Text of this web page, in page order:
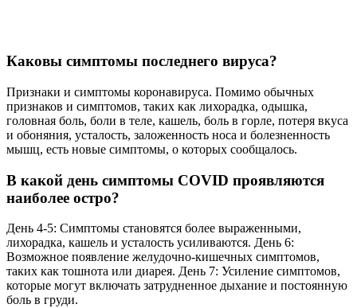
Каковы симптомы последнего вируса?
Признаки и симптомы коронавируса. Помимо обычных
признаков и симптомов, таких как лихорадка, одышка,
головная боль, боли в теле, кашель, боль в горле, потеря вкуса
и обоняния, усталость, заложенность носа и болезненность
мышц, есть новые симптомы, о которых сообщалось.
В какой день симптомы COVID проявляются
наиболее остро?
День 4-5: Симптомы становятся более выраженными,
лихорадка, кашель и усталость усиливаются. День 6:
Возможное появление желудочно-кишечных симптомов,
таких как тошнота или диарея. День 7: Усиление симптомов,
которые могут включать затрудненное дыхание и постоянную
боль в груди.